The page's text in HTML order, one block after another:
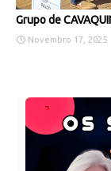
Grupo de
Novembro 17, 2025